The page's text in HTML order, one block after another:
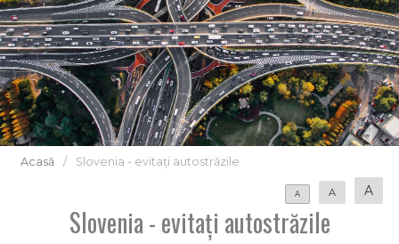
Acasă / Slovenia - evitați autostrăzile
A A A
Slovenia - evitați autostrăzile